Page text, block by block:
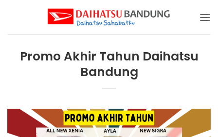
Promo Akhir Tahun Daihatsu
Bandung